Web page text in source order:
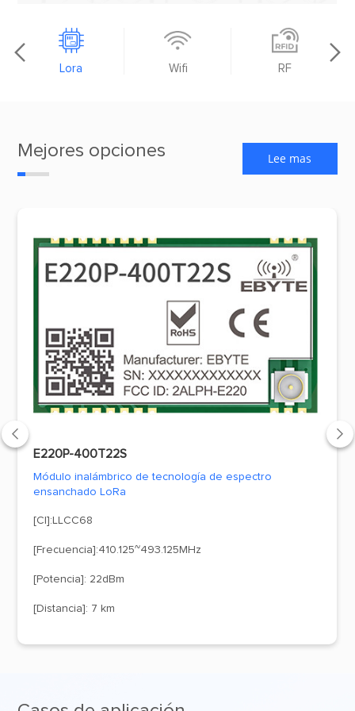
Lora Wifi RF
 
Mejores opciones Lee mas
E220P-400T22S
Módulo inalámbrico de tecnología de espectro
ensanchado LoRa
[CI]:LLCC68
[Frecuencia]:410.125~493.125MHz
[Potencia]: 22dBm
[Distancia]: 7 km
 